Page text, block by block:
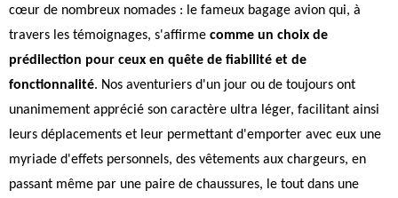
cœur de nombreux nomades : le fameux bagage avion qui, à
travers les témoignages, s'affirme comme un choix de
prédilection pour ceux en quête de fiabilité et de
fonctionnalité. Nos aventuriers d'un jour ou de toujours ont
unanimement apprécié son caractère ultra léger, facilitant ainsi
leurs déplacements et leur permettant d'emporter avec eux une
myriade d'effets personnels, des vêtements aux chargeurs, en
passant même par une paire de chaussures, le tout dans une